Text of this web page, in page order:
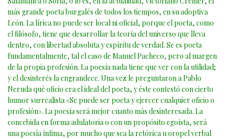
más grande poeta burgalés de todos los tiempos, en su adoptiva
León. La lírica no puede ser local ni oficial, porque el poeta, como
el filósofo, tiene que desarrollar la teoría del universo que lleva
dentro, con libertad absoluta y espíritu de verdad. Se es poeta
fundamentalmente, tal el caso de Manuel Pacheco, pero al margen
de la propia profesión. La poesía nada tiene que ver con la utilidad;
y el desinterés la engrandece. Una vez le preguntaron a Pablo
Neruda qué oficio era el ideal del poeta, y éste contestó con cierto
humor surrealista «Se puede ser poeta y ejercer cualquier oficio o
profesión». La poesía será mejor cuanto más desinteresada. La
concebida en forma adulatoria o con un propósito egoísta, será
una poesía ínfima, por mucho que sea la retórica u oropel verbal